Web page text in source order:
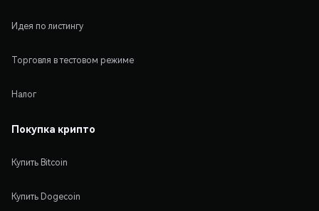
Идея по листингу
Торговля в тестовом режиме
Налог
Покупка крипто
Купить Bitcoin
Купить Dogecoin